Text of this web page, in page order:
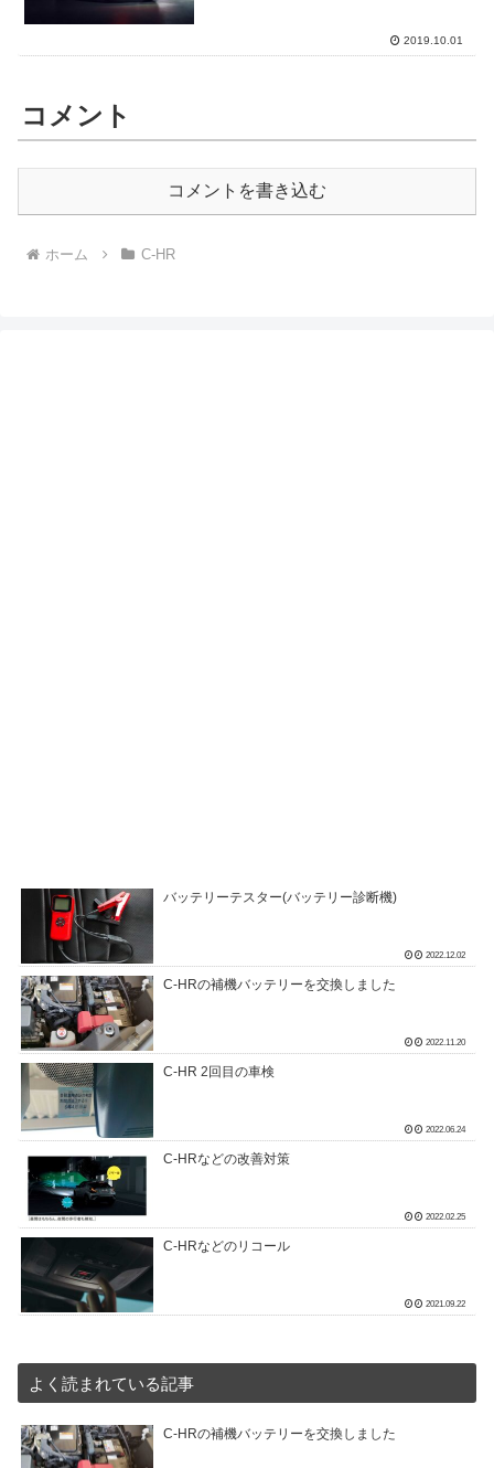
2019.10.01
コメント
コメントを書き込む
ホーム C-HR
バッテリーテスター(バッテリー診断機)
2022.12.02
C-HRの補機バッテリーを交換しました
2022.11.20
C-HR 2回目の車検
2022.06.24
C-HRなどの改善対策
2022.02.25
C-HRなどのリコール
2021.09.22
よく読まれている記事
C-HRの補機バッテリーを交換しました